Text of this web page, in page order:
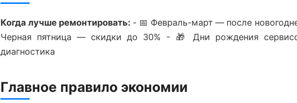
Когда лучше ремонтировать: - 📅 Февраль-март — после
Черная пятница — скидки до 30% - 🎁 Дни рождения
диагностика
Главное правило экономии